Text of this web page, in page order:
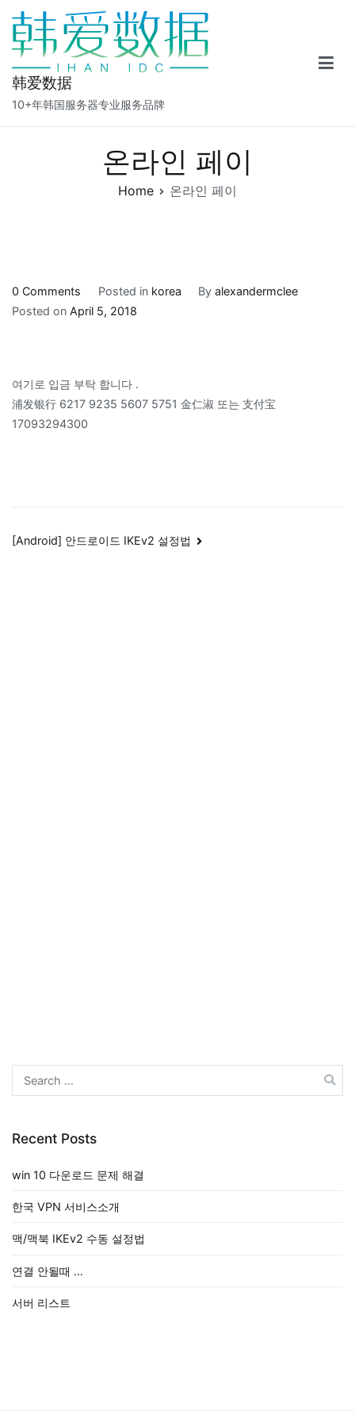
Skip
content
韩爱数据
10+年韩国服务器专业服务品牌
온라인 페이
Home 온라인 페이
0 Comments Posted in korea Byalexandermclee
Posted on April 5, 2018
여기로 입금 부탁 합니다 .
浦发银行 6217 9235 5607 5751 金仁淑 또는 支付宝
17093294300
Post
[Android] 안드로이드 IKEv2 설정법
Search
for:
Recent Posts
win 10 다운로드 문제 해결
한국 VPN 서비스소개
맥/맥북 IKEv2 수동 설정법
연결 안될때 …
서버 리스트